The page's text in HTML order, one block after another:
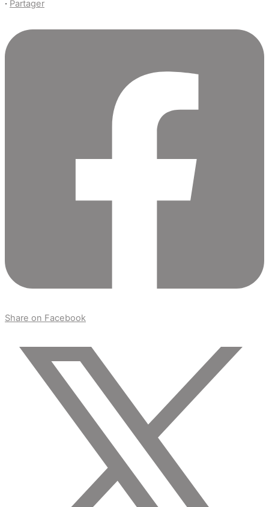
· Partager
Share on Facebook